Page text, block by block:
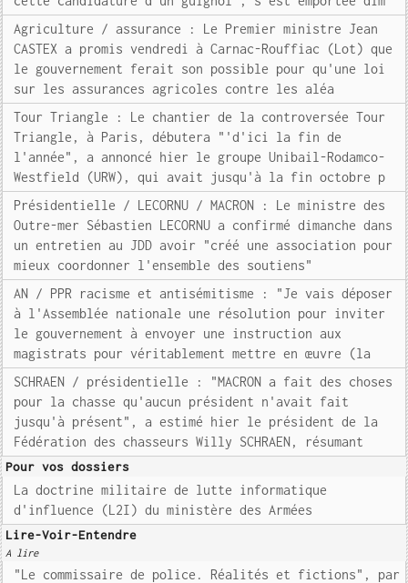
Agriculture / assurance : Le Premier ministre Jean
CASTEX a promis vendredi à Carnac-Rouffiac (Lot) que
le gouvernement ferait son possible pour qu'une loi
sur les assurances agricoles contre les aléa
Tour Triangle : Le chantier de la controversée Tour
Triangle, à Paris, débutera "'d'ici la fin de
l'année", a annoncé hier le groupe Unibail-Rodamco-
Westfield (URW), qui avait jusqu'à la fin octobre p
Présidentielle / LECORNU / MACRON : Le ministre des
Outre-mer Sébastien LECORNU a confirmé dimanche dans
un entretien au JDD avoir "créé une association pour
mieux coordonner l'ensemble des soutiens"
AN / PPR racisme et antisémitisme : "Je vais déposer
à l'Assemblée nationale une résolution pour inviter
le gouvernement à envoyer une instruction aux
magistrats pour véritablement mettre en œuvre (la
SCHRAEN / présidentielle : "MACRON a fait des choses
pour la chasse qu'aucun président n'avait fait
jusqu'à présent", a estimé hier le président de la
Fédération des chasseurs Willy SCHRAEN, résumant
Pour vos dossiers
La doctrine militaire de lutte informatique
d'influence (L2I) du ministère des Armées
Lire-Voir-Entendre
A lire
"Le commissaire de police. Réalités et fictions", par